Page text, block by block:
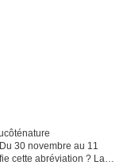
30 novembre au 11
cette abréviation ? La